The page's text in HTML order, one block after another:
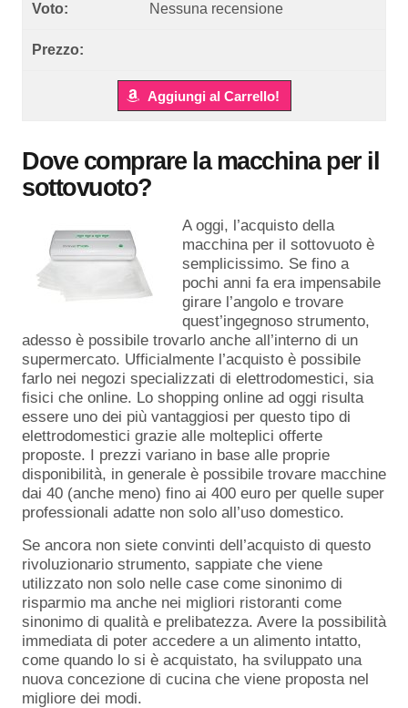
Nessuna recensione
Aggiungi al Carrello!
Dove comprare la macchina per il
sottovuoto?
A oggi, l’acquisto della
macchina per il sottovuoto è
semplicissimo. Se fino a
pochi anni fa era impensabile
girare l’angolo e trovare
quest’ingegnoso strumento,
adesso è possibile trovarlo anche all’interno di un
supermercato. Ufficialmente l’acquisto è possibile
farlo nei negozi specializzati di elettrodomestici, sia
fisici che online. Lo shopping online ad oggi risulta
essere uno dei più vantaggiosi per questo tipo di
elettrodomestici grazie alle molteplici offerte
proposte. I prezzi variano in base alle proprie
disponibilità, in generale è possibile trovare macchine
dai 40 (anche meno) fino ai 400 euro per quelle super
professionali adatte non solo all’uso domestico.
Se ancora non siete convinti dell’acquisto di questo
rivoluzionario strumento, sappiate che viene
utilizzato non solo nelle case come sinonimo di
risparmio ma anche nei migliori ristoranti come
sinonimo di qualità e prelibatezza. Avere la possibilità
immediata di poter accedere a un alimento intatto,
come quando lo si è acquistato, ha sviluppato una
nuova concezione di cucina che viene proposta nel
migliore dei modi.